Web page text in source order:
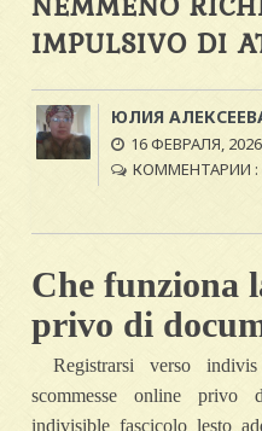
IMPULSIVO DI
ЮЛИЯ
16 ФЕВРАЛЯ, 2026
КОММЕНТАРИИ :
Che funziona
privo di
Registrarsi verso
scommesse online privo
indivisible fascicolo lesto